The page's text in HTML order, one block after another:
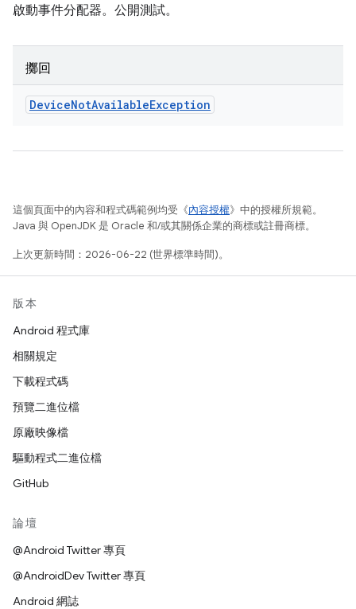
啟動事件分配器。公開測試。
擲回
DeviceNotAvailableException
這個頁面中的內容和程式碼範例均受《內容授權》中的授權所規範。
Java 與 OpenJDK 是 Oracle 和/或其關係企業的商標或註冊商標。
上次更新時間：2026-06-22 (世界標準時間)。
版本
Android 程式庫
相關規定
下載程式碼
預覽二進位檔
原廠映像檔
驅動程式二進位檔
GitHub
論壇
@Android Twitter 專頁
@AndroidDev Twitter 專頁
Android 網誌